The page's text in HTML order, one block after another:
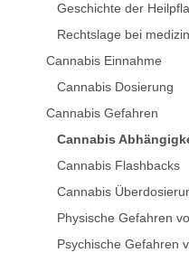
Geschichte der
Rechtslage bei
Cannabis Einnahme
Cannabis Dosierung
Cannabis Gefahren
Cannabis
Cannabis Flashbacks
Cannabis
Physische Gefahren
Psychische Gefahren